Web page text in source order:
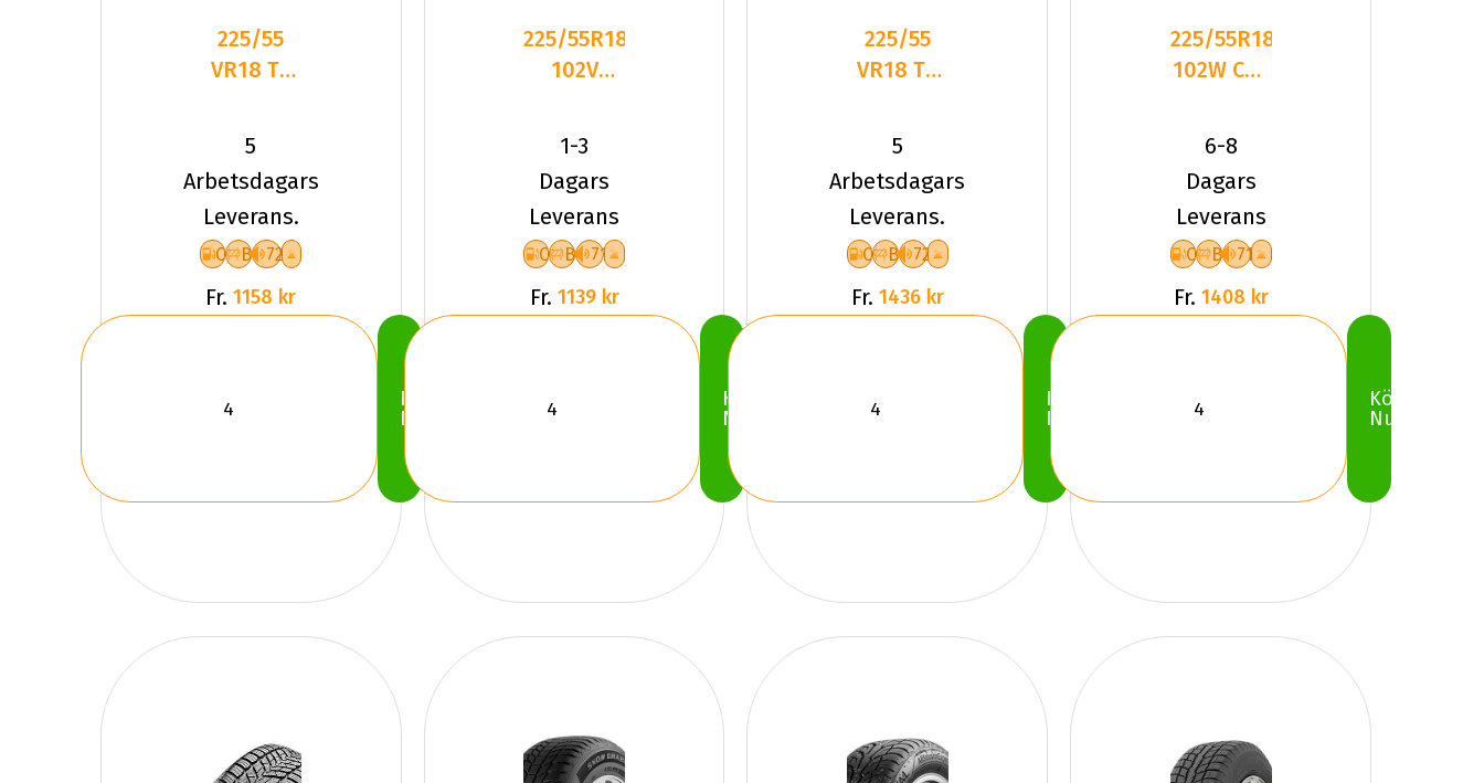
225/55
VR18 TL
KUMHO
SOLUS 4S
HA32 XL
5
Arbetsdagars
Leverans.
C B 72
Fr. 1158 kr
Köp
Nu
225/55R18
102V
BLAZER
ALPINE
1-3
Dagars
Leverans
C B 71
Fr. 1139 kr
Köp
Nu
225/55
VR18 TL
H750
KINERGY
4S2
5
Arbetsdagars
Leverans.
C B 72
Fr. 1436 kr
Köp
Nu
225/55R18
102W CST
ACP1 XL
Fr
6-8
Dagars
Leverans
C B 71
Fr. 1408 kr
Köp
Nu